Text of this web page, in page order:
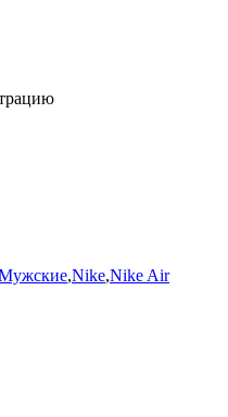
,Nike,Nike Air